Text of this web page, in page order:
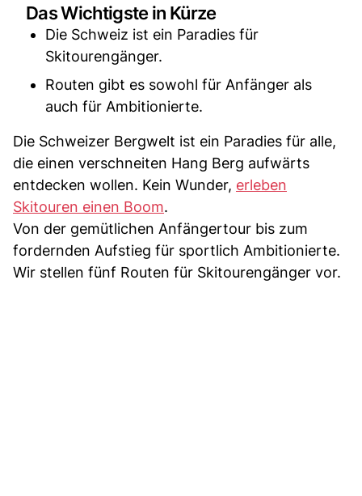
Das Wichtigste in Kürze
Die Schweiz ist ein Paradies für
Skitourengänger.
Routen gibt es sowohl für Anfänger als
auch für Ambitionierte.
Die Schweizer Bergwelt ist ein Paradies für alle,
die einen verschneiten Hang Berg aufwärts
entdecken wollen. Kein Wunder, erleben
Skitouren einen Boom.
Von der gemütlichen Anfängertour bis zum
fordernden Aufstieg für sportlich Ambitionierte.
Wir stellen fünf Routen für Skitourengänger vor.